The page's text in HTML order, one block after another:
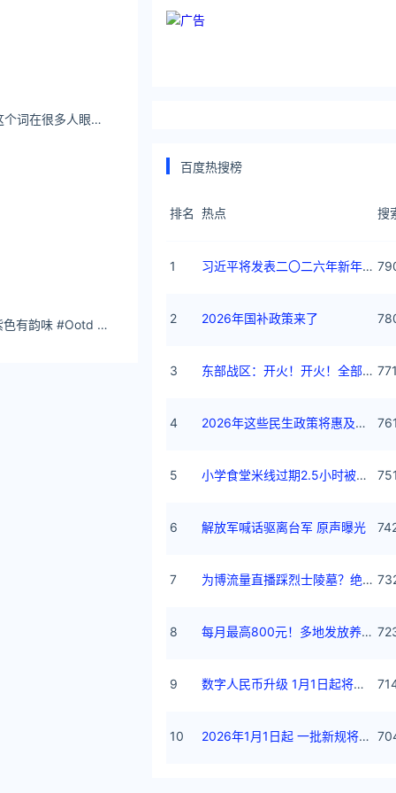
朝比奈えみり性感这个词在很多人眼中可能带有贬义
予锦鲤 对镜拍拍#紫色有韵味 #Ootd #对镜拍 - 小红书
百度热搜榜
排名 热点 搜
1 习近平将发表二〇二六年新年贺词
2 2026年国补政策来了
3 东部战区：开火！开火！全部命中！
4 2026年这些民生政策将惠及百姓
5 小学食堂米线过期2.5小时被罚5万
6 解放军喊话驱离台军 原声曝光
7 为博流量直播踩烈士陵墓？绝不姑息
8 每月最高800元！多地发放养老消费券
9 数字人民币升级 1月1日起将计付利息
10 2026年1月1日起 一批新规将施行